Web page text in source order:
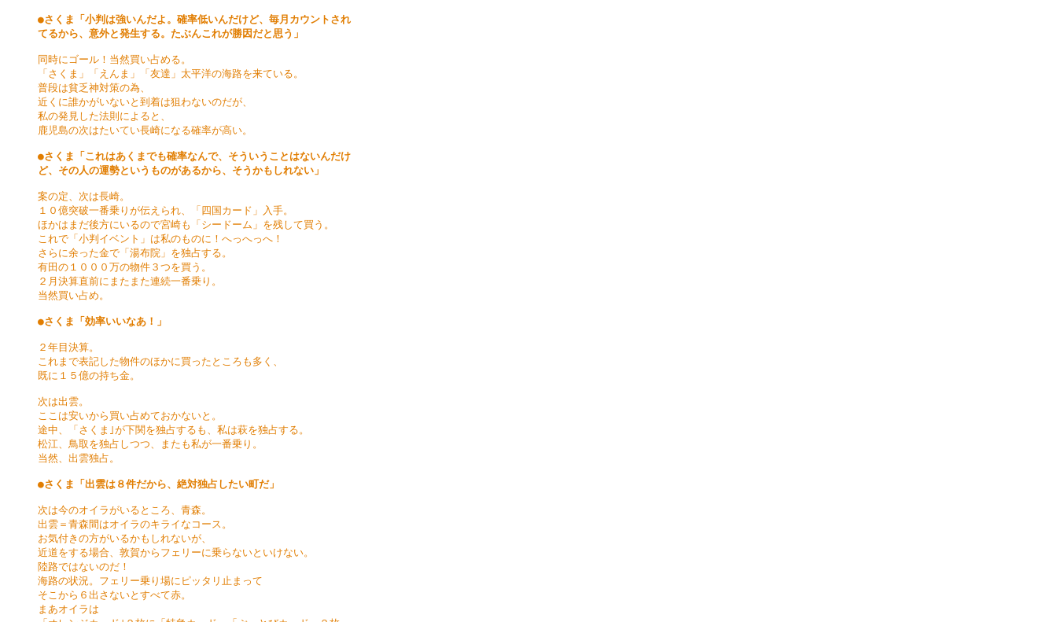
●さくま「小判は強いんだよ。確率低いんだけど、毎月カウントされ
てるから、意外と発生する。たぶんこれが勝因だと思う」
同時にゴール！当然買い占める。
「さくま」「えんま」「友達」太平洋の海路を来ている。
普段は貧乏神対策の為、
近くに誰かがいないと到着は狙わないのだが、
私の発見した法則によると、
鹿児島の次はたいてい長崎になる確率が高い。
●さくま「これはあくまでも確率なんで、そういうことはないんだけ
ど、その人の運勢というものがあるから、そうかもしれない」
案の定、次は長崎。
１０億突破一番乗りが伝えられ、「四国カード」入手。
ほかはまだ後方にいるので宮崎も「シードーム」を残して買う。
これで「小判イベント」は私のものに！へっへっへ！
さらに余った金で「湯布院」を独占する。
有田の１０００万の物件３つを買う。
２月決算直前にまたまた連続一番乗り。
当然買い占め。
●さくま「効率いいなあ！」
２年目決算。
これまで表記した物件のほかに買ったところも多く、
既に１５億の持ち金。
次は出雲。
ここは安いから買い占めておかないと。
途中、「さくま｣が下関を独占するも、私は萩を独占する。
松江、鳥取を独占しつつ、またも私が一番乗り。
当然、出雲独占。
●さくま「出雲は８件だから、絶対独占したい町だ」
次は今のオイラがいるところ、青森。
出雲＝青森間はオイラのキライなコース。
お気付きの方がいるかもしれないが、
近道をする場合、敦賀からフェリーに乗らないといけない。
陸路ではないのだ！
海路の状況。フェリー乗り場にピッタリ止まって
そこから６出さないとすべて赤。
まあオイラは